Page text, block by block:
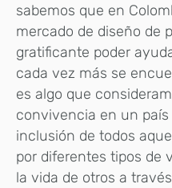
sabemos que en
mercado de diseño de
gratificante poder
cada vez más se
es algo que
convivencia en un
inclusión de todos
por diferentes tipos de
la vida de otros a